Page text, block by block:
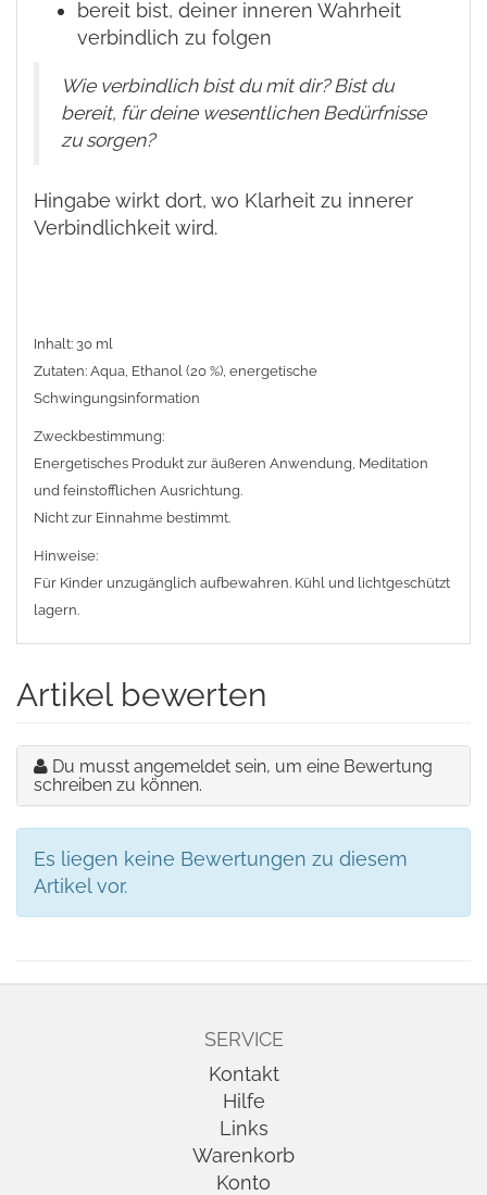
bereit bist, deiner inneren Wahrheit
verbindlich zu folgen
Wie verbindlich bist du mit dir? Bist du
bereit, für deine wesentlichen Bedürfnisse
zu sorgen?
Hingabe wirkt dort, wo Klarheit zu innerer
Verbindlichkeit wird.
Inhalt: 30 ml
Zutaten: Aqua, Ethanol (20 %), energetische
Schwingungsinformation
Zweckbestimmung:
Energetisches Produkt zur äußeren Anwendung, Meditation
und feinstofflichen Ausrichtung.
Nicht zur Einnahme bestimmt.
Hinweise:
Für Kinder unzugänglich aufbewahren. Kühl und lichtgeschützt
lagern.
Artikel bewerten
Du musst angemeldet sein, um eine Bewertung
schreiben zu können.
Es liegen keine Bewertungen zu diesem
Artikel vor.
SERVICE
Kontakt
Hilfe
Links
Warenkorb
Konto